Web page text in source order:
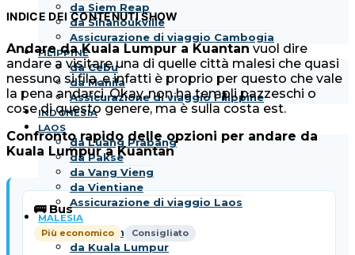
da Siem Reap
da Sihanoukville
Assicurazione di viaggio Cambogia
FILIPPINE
da Cebu
da Manila
Assicurazione di viaggio Filippine
INDONESIA
LAOS
da Luang Prabang
da Pakse
da Vang Vieng
da Vientiane
Assicurazione di viaggio Laos
MALESIA
da Penang
da Kuala Lumpur
INDICE DEI CONTENUTISHOW
Andare da Kuala Lumpur a Kuantan vuol dire
andare a visitare una di quelle città malesi che quasi
nessuno si fila, e infatti è proprio per questo che vale
la pena andarci. Okay, non ha templi pazzeschi o
cose di questo genere, ma è sulla costa est.
Confronto rapido delle opzioni per andare da
Kuala Lumpur a Kuantan
🚌 Bus
Più economico Consigliato